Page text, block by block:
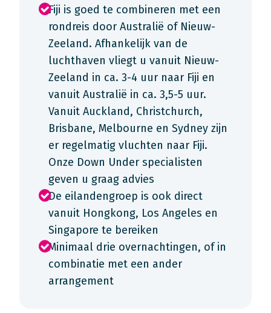
Fiji is goed te combineren met een
rondreis door Australië of Nieuw-
Zeeland. Afhankelijk van de
luchthaven vliegt u vanuit Nieuw-
Zeeland in ca. 3-4 uur naar Fiji en
vanuit Australië in ca. 3,5-5 uur.
Vanuit Auckland, Christchurch,
Brisbane, Melbourne en Sydney zijn
er regelmatig vluchten naar Fiji.
Onze Down Under specialisten
geven u graag advies
De eilandengroep is ook direct
vanuit Hongkong, Los Angeles en
Singapore te bereiken
Minimaal drie overnachtingen, of in
combinatie met een ander
arrangement